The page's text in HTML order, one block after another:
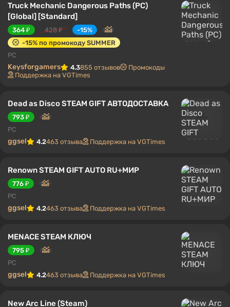
Truck Mechanic Dangerous Paths (PC)
[Global] [Standard]
364 ₽ 428 ₽
-15%
-15% по промокоду SUMMER
PC
Keysforgamers 4.3855 отзывов
Промокоды
Поддержка на VGTimes
Dead as Disco STEAM GIFT АВТОДОСТАВКА
793 ₽
PC
ggsel 4.2463 отзыва Поддержка на VGTimes
Renown STEAM GIFT AUTO RU+МИР
776 ₽
PC
ggsel 4.2463 отзыва Поддержка на VGTimes
MENACE STEAM КЛЮЧ
795 ₽
PC
ggsel 4.2463 отзыва Поддержка на VGTimes
New Arc Line (Steam)